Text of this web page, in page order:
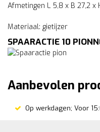
Afmetingen L 5,8 x B 27,2 x
Materiaal: gietijzer
SPAARACTIE 10
Aanbevolen
Op werkdagen; Voor